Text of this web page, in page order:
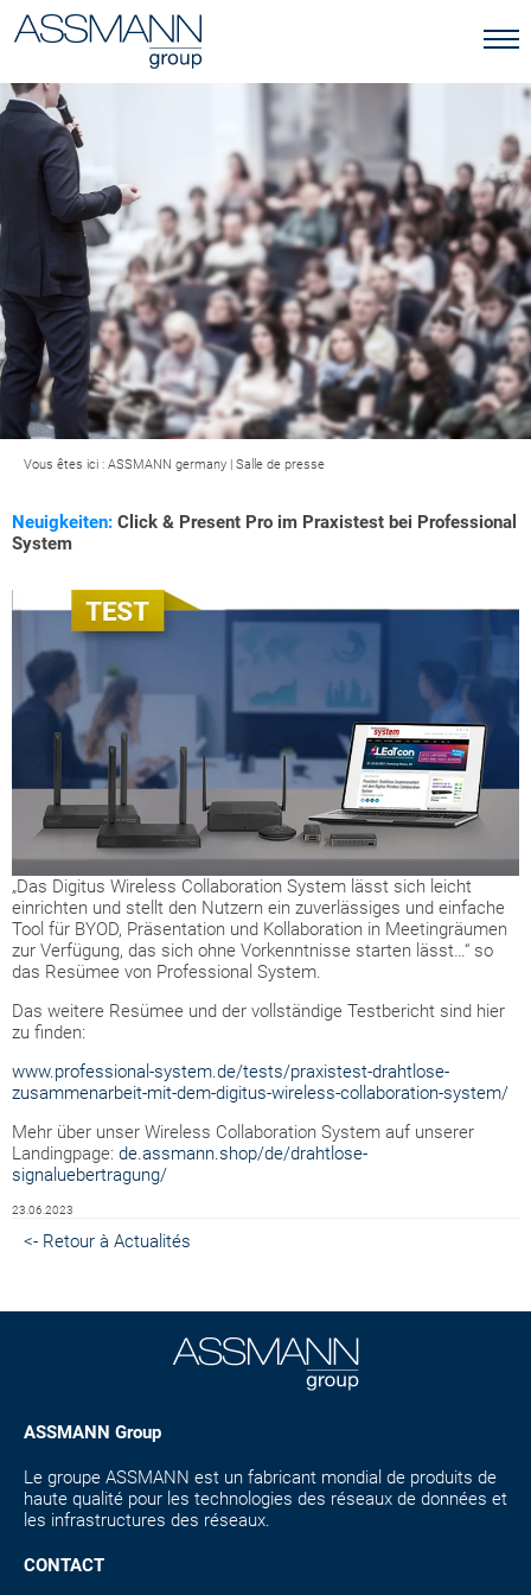
Vous êtes ici : ASSMANN germany | Salle de presse
Neuigkeiten: Click & Present Pro im Praxistest bei Professional
System
„Das Digitus Wireless Collaboration System lässt sich leicht
einrichten und stellt den Nutzern ein zuverlässiges und einfache
Tool für BYOD, Präsentation und Kollaboration in Meetingräumen
zur Verfügung, das sich ohne Vorkenntnisse starten lässt…“ so
das Resümee von Professional System.
Das weitere Resümee und der vollständige Testbericht sind hier
zu finden:
www.professional-system.de/tests/praxistest-drahtlose-
zusammenarbeit-mit-dem-digitus-wireless-collaboration-system/
Mehr über unser Wireless Collaboration System auf unserer
Landingpage: de.assmann.shop/de/drahtlose-
signaluebertragung/
23.06.2023
<- Retour à Actualités
ASSMANN Group
Le groupe ASSMANN est un fabricant mondial de produits de
haute qualité pour les technologies des réseaux de données et
les infrastructures des réseaux.
CONTACT